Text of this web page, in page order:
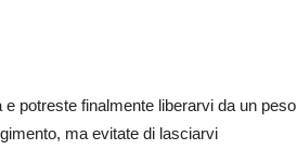
potreste finalmente liberarvi da un peso
ma evitate di lasciarvi